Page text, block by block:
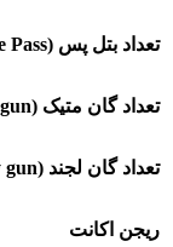
تعداد بتل پس (Battle Pass)
تعداد گان متیک (Metic gun)
تعداد گان لجند (Legendary gun)
ریجن اکانت